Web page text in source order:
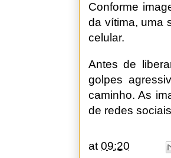
Conforme
da vítima, uma
celular.
Antes de
golpes
caminho. As
de redes
at09:20